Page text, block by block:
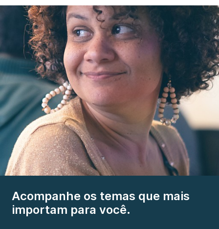
Acompanhe os temas que mais
importam para você.